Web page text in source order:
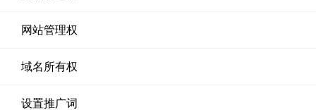
网站管理权
域名所有权
设置推广词